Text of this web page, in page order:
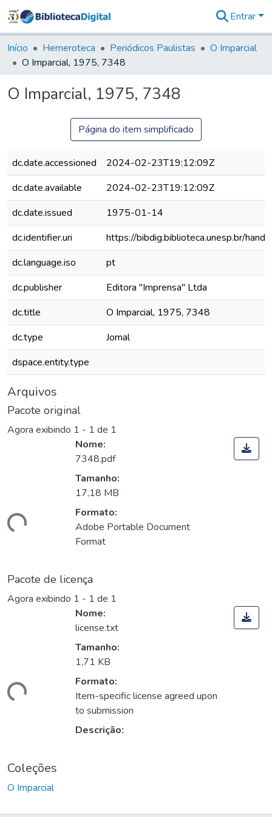
&
Coleções
Tudo na
Digital
Entrar
Início Hemeroteca Periódicos Paulistas
O Imparcial
O Imparcial, 1975, 7348
O Imparcial, 1975, 7348
Página do item simplificado
dc.date.accessioned
2024-02-23T19:12:09Z
dc.date.available
2024-02-23T19:12:09Z
dc.date.issued
1975-01-14
dc.identifier.uri
https://bibdig.biblioteca.unesp.br/
dc.language.iso
pt
dc.publisher
Editora "Imprensa" Ltda
dc.title
O Imparcial, 1975, 7348
dc.type
Jornal
dspace.entity.type
Arquivos
Pacote original
Agora exibindo 1 - 1 de 1
Nome:
7348.pdf
Tamanho:
17,18 MB
Formato:
Adobe Portable Document
Format
Pacote de licença
Agora exibindo 1 - 1 de 1
Nome:
license.txt
Tamanho:
1,71 KB
Formato:
Item-specific license agreed upon
to submission
Descrição:
Coleções
O Imparcial